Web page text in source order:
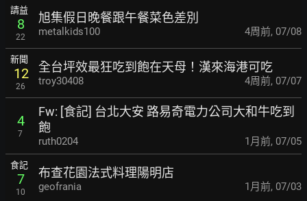
請益
8
22
旭集假日晚餐跟午餐菜色差別
metalkids100 4周前, 07/08
新聞
12
26
全台坪效最狂吃到飽在天母！漢來海港可吃
troy30408 4周前, 07/07
4
7
Fw: [食記] 台北大安 路易奇電力公司大和牛吃到
飽
ruth0204 1月前, 07/05
食記
7
10
布查花園法式料理陽明店
geofrania 1月前, 07/03